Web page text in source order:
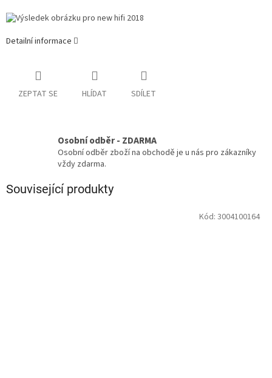
Detailní informace
ZEPTAT SE HLÍDAT SDÍLET
Osobní odběr - ZDARMA
Osobní odběr zboží na obchodě je u nás pro zákazníky
vždy zdarma.
Související produkty
Kód: 3004100164